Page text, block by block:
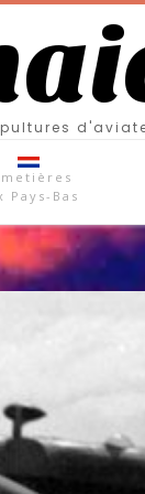
Pays-Bas